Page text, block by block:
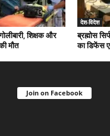
शिक्षक और
मौत
देश-विदेश
ब्रह्मोस
का डिफेंस
Join on Facebook